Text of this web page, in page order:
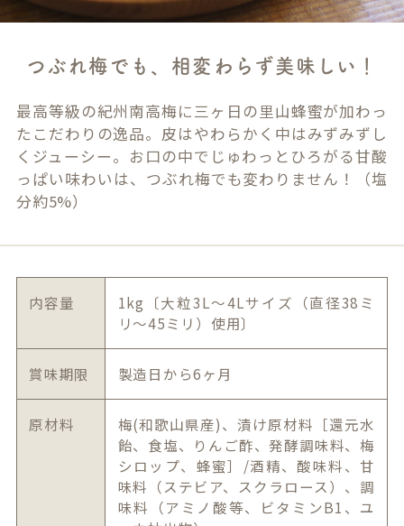
つぶれ梅でも、相変わらず美味しい！
最高等級の紀州南高梅に三ヶ日の里山蜂蜜が加わっ
たこだわりの逸品。皮はやわらかく中はみずみずし
くジューシー。お口の中でじゅわっとひろがる甘酸
っぱい味わいは、つぶれ梅でも変わりません！（塩
分約5%）
内容量
1kg〔大粒3L～4Lサイズ（直径38ミ
リ～45ミリ）使用〕
賞味期限 製造日から6ヶ月
原材料
梅(和歌山県産)、漬け原材料［還元水
飴、食塩、りんご酢、発酵調味料、梅
シロップ、蜂蜜］/酒精、酸味料、甘
味料（ステビア、スクラロース）、調
味料（アミノ酸等、ビタミンB1、ユ